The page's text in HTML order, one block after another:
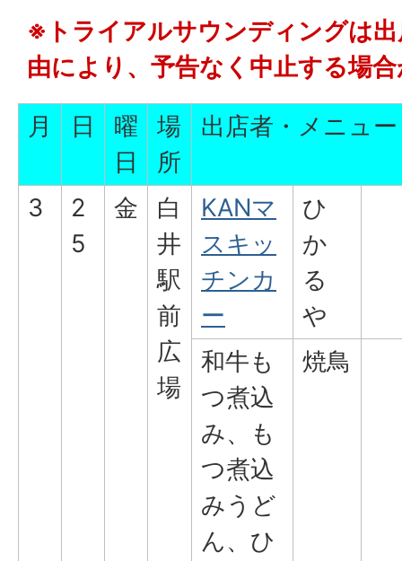
※トライアルサウンディングは
由により、予告なく中止する場
月
日
曜
日
場
所
出店者・メニュー
3
2
5
金
白
井
駅
前
広
場
KANマ
スキッ
チンカ
ー
ひ
か
る
や
和牛も
つ煮込
み、も
つ煮込
みうど
ん、ひ
焼鳥